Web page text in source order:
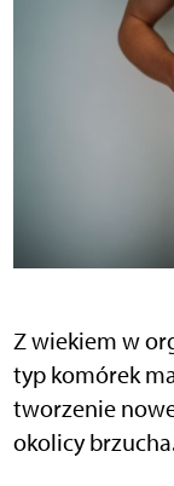
Z wiekiem w
typ komórek
tworzenie
okolicy